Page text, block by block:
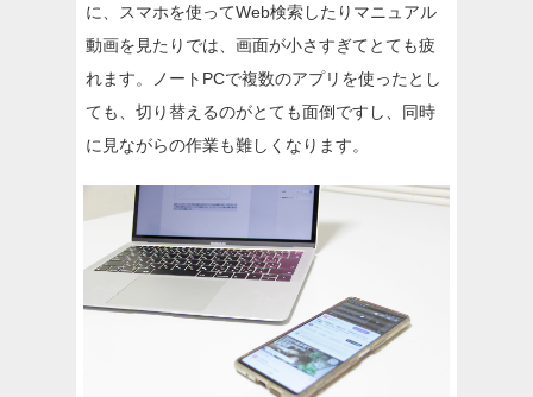
に、スマホを使ってWeb検索したりマニュアル
動画を見たりでは、画面が小さすぎてとても疲
れます。ノートPCで複数のアプリを使ったとし
ても、切り替えるのがとても面倒ですし、同時
に見ながらの作業も難しくなります。